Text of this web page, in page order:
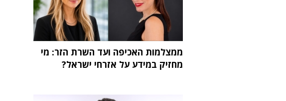
ממצלמות האכיפה ועד השרת הזר: מי
מחזיק במידע על אזרחי ישראל?